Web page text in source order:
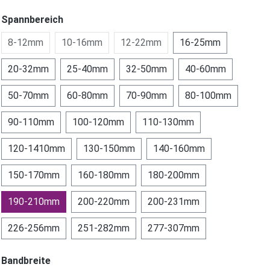
Spannbereich
8-12mm
10-16mm 12-22mm 16-25mm
20-32mm 25-40mm 32-50mm 40-60mm
50-70mm 60-80mm 70-90mm 80-100mm
90-110mm 100-120mm 110-130mm
120-1410mm 130-150mm 140-160mm
150-170mm 160-180mm 180-200mm
190-210mm 200-220mm 200-231mm
226-256mm 251-282mm 277-307mm
Bandbreite